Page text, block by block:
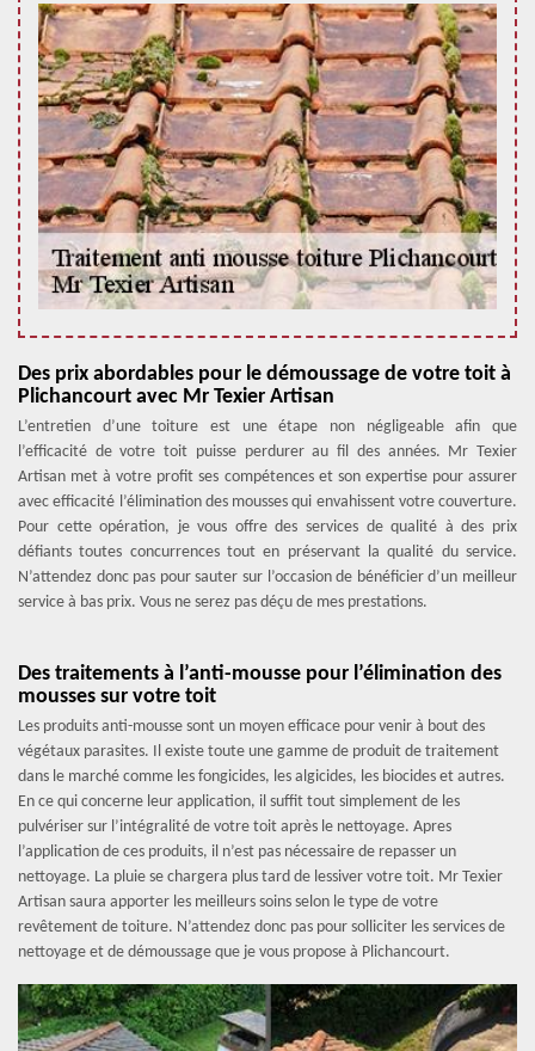
Des prix abordables pour le démoussage de votre toit à
Plichancourt avec Mr Texier Artisan
L’entretien d’une toiture est une étape non négligeable afin que
l’efficacité de votre toit puisse perdurer au fil des années. Mr Texier
Artisan met à votre profit ses compétences et son expertise pour assurer
avec efficacité l’élimination des mousses qui envahissent votre couverture.
Pour cette opération, je vous offre des services de qualité à des prix
défiants toutes concurrences tout en préservant la qualité du service.
N’attendez donc pas pour sauter sur l’occasion de bénéficier d’un meilleur
service à bas prix. Vous ne serez pas déçu de mes prestations.
Des traitements à l’anti-mousse pour l’élimination des
mousses sur votre toit
Les produits anti-mousse sont un moyen efficace pour venir à bout des
végétaux parasites. Il existe toute une gamme de produit de traitement
dans le marché comme les fongicides, les algicides, les biocides et autres.
En ce qui concerne leur application, il suffit tout simplement de les
pulvériser sur l’intégralité de votre toit après le nettoyage. Apres
l’application de ces produits, il n’est pas nécessaire de repasser un
nettoyage. La pluie se chargera plus tard de lessiver votre toit. Mr Texier
Artisan saura apporter les meilleurs soins selon le type de votre
revêtement de toiture. N’attendez donc pas pour solliciter les services de
nettoyage et de démoussage que je vous propose à Plichancourt.